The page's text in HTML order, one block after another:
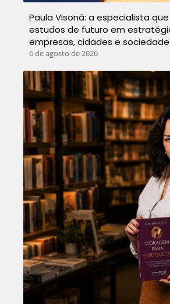
Paula Visoná: a especialista
estudos de futuro em
empresas, cidades e sociedade
6 de agosto de 2026